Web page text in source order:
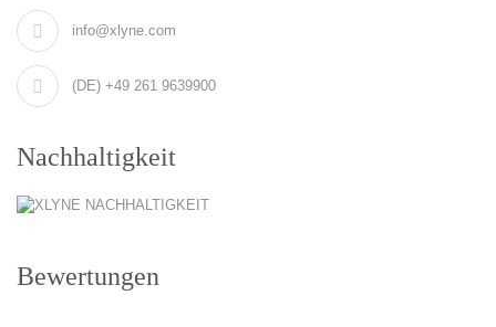
info@xlyne.com
(DE) +49 261 9639900
Nachhaltigkeit
Bewertungen